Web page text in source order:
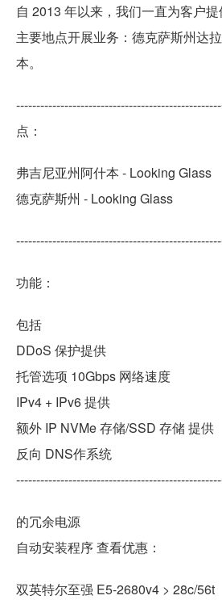
自 2013 年以来，我们一直为客户
主要地点开展业务：德克萨斯州达
本。
点：
弗吉尼亚州阿什本 - Looking Glass
德克萨斯州 - Looking Glass
功能：
包括
DDoS 保护提供
托管选项 10Gbps 网络速度
IPv4 + IPv6 提供
额外 IP NVMe 存储/SSD 存储 提供
反向 DNS作系统
的冗余电源
自动安装程序 查看优惠：
双英特尔至强 E5-2680v4 > 28c/56t